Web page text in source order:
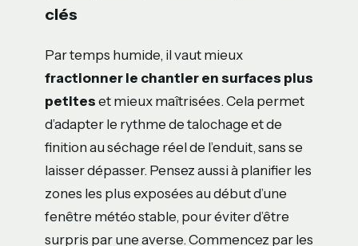
clés
Par temps humide, il vaut mieux
fractionner le chantier en surfaces plus
petites et mieux maîtrisées. Cela permet
d’adapter le rythme de talochage et de
finition au séchage réel de l’enduit, sans se
laisser dépasser. Pensez aussi à planifier les
zones les plus exposées au début d’une
fenêtre météo stable, pour éviter d’être
surpris par une averse. Commencez par les